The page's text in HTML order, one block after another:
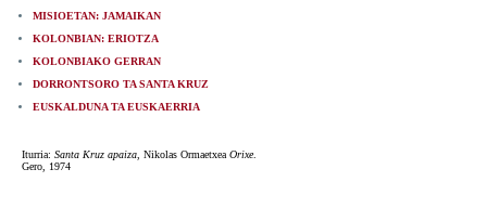
MISIOETAN: JAMAIKAN
KOLONBIAN: ERIOTZA
KOLONBIAKO GERRAN
DORRONTSORO TA SANTA KRUZ
EUSKALDUNA TA EUSKAERRIA
Iturria: Santa Kruz apaiza , Nikolas Ormaetxea Orixe.
Gero, 1974